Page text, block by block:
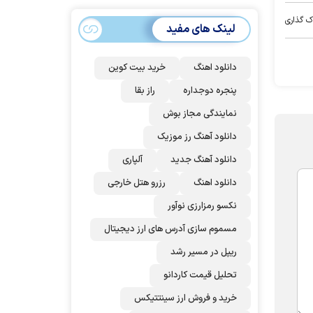
گذاری
می‌شود؟!
لینک های مفید
دانلود اهنگ
خرید بیت کوین
پنجره دوجداره
راز بقا
نمایندگی مجاز بوش
دانلود آهنگ رز‌ موزیک
دانلود آهنگ جدید
آلپاری
دانلود اهنگ
رزرو هتل خارجی
نکسو رمزارزی نوآور
مسموم سازی آدرس های ارز دیجیتال
ریپل در مسیر رشد
تحلیل قیمت کاردانو
خرید و فروش ارز سینتتیکس